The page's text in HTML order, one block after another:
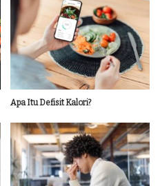
Apa Itu Defisit Kalori?